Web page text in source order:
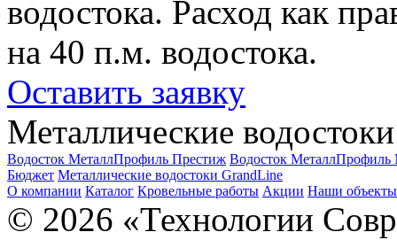
водостока. Расход как
на 40 п.м. водостока.
Оставить заявку
Металлические водостоки
Водосток МеталлПрофиль Престиж Водосток МеталлПрофиль
Бюджет Металлические водостоки GrandLine
О компании Каталог Кровельные работы Акции Наши объекты
© 2026 «Технологии